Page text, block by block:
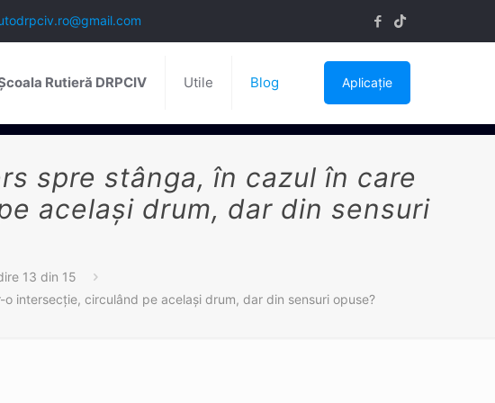
Rutieră DRPCIV Utile Blog Aplicație
spre stânga, în cazul în care
acelaşi drum, dar din sensuri
13 din 15
intersecţie, circulând pe acelaşi drum, dar din sensuri opuse?